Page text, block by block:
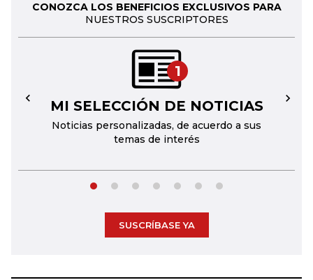
CONOZCA LOS BENEFICIOS EXCLUSIVOS PARA
NUESTROS SUSCRIPTORES
1
MI SELECCIÓN DE NOTICIAS
Noticias personalizadas, de acuerdo a sus
temas de interés
← →
SUSCRÍBASE YA